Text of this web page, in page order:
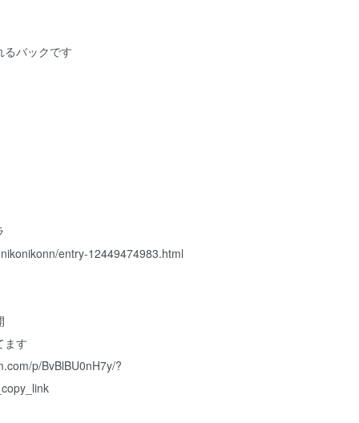
るバックです
entry-12449474983.html
ます
p/BvBlBU0nH7y/?